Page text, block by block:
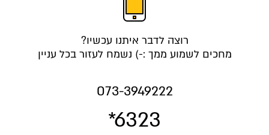
רוצה לדבר איתנו עכשיו?
מחכים לשמוע ממך :-) נשמח לעזור בכל עניין
073-3949222
*6323